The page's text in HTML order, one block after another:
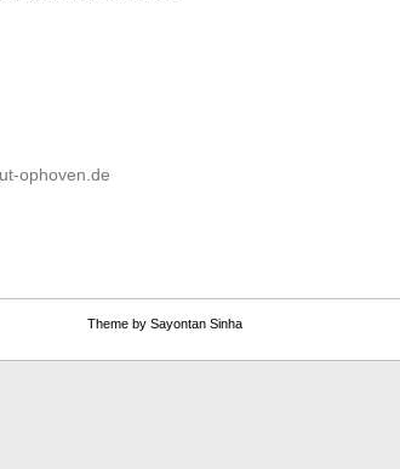
ophoven.de
Theme by Sayontan Sinha